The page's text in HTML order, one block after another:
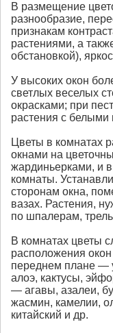
В размещение
разнообразие,
признакам
растениями, а
обстановкой),
У высоких окон
светлых веселых
окрасками; при
растения с белыми
Цветы в комнатах
окнами на
жардиньерками, и в
комнаты.
сторонам окна,
вазах. Растения,
по шпалерам,
В комнатах цветы
расположения
переднем плане —
алоэ, кактусы,
— агавы, азалеи,
жасмин, камелии,
китайский и др.